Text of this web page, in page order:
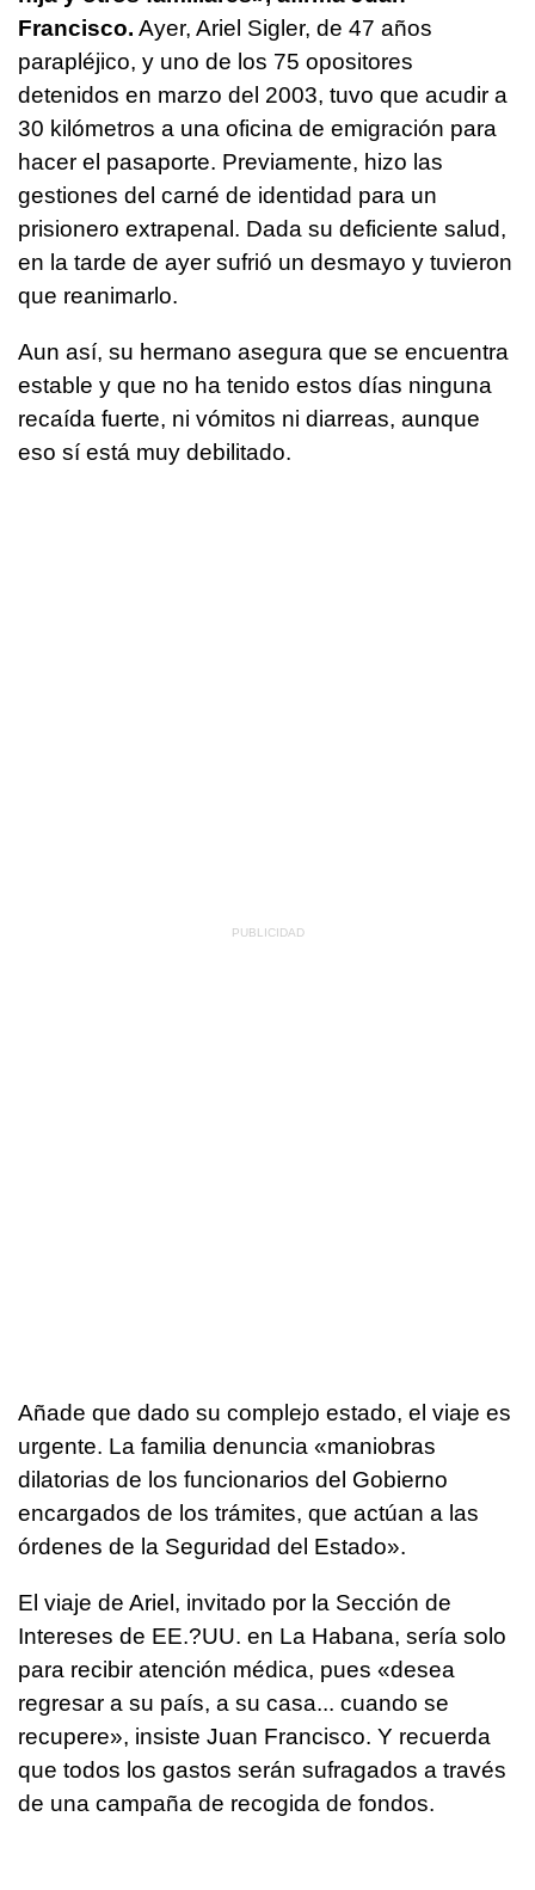
Francisco. Ayer, Ariel Sigler, de 47 años
parapléjico, y uno de los 75 opositores
detenidos en marzo del 2003, tuvo que acudir a
30 kilómetros a una oficina de emigración para
hacer el pasaporte. Previamente, hizo las
gestiones del carné de identidad para un
prisionero extrapenal. Dada su deficiente salud,
en la tarde de ayer sufrió un desmayo y tuvieron
que reanimarlo.
Aun así, su hermano asegura que se encuentra
estable y que no ha tenido estos días ninguna
recaída fuerte, ni vómitos ni diarreas, aunque
eso sí está muy debilitado.
Añade que dado su complejo estado, el viaje es
urgente. La familia denuncia «maniobras
dilatorias de los funcionarios del Gobierno
encargados de los trámites, que actúan a las
órdenes de la Seguridad del Estado».
El viaje de Ariel, invitado por la Sección de
Intereses de EE.?UU. en La Habana, sería solo
para recibir atención médica, pues «desea
regresar a su país, a su casa... cuando se
recupere», insiste Juan Francisco. Y recuerda
que todos los gastos serán sufragados a través
de una campaña de recogida de fondos.